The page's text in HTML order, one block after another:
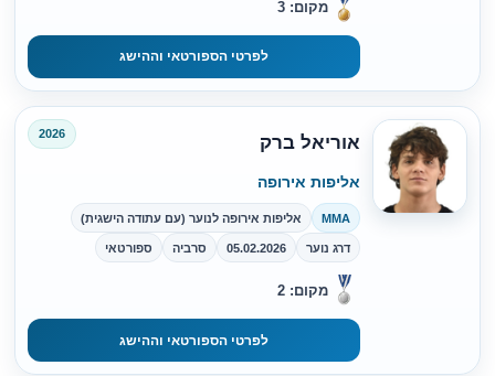
מקום: 3
לפרטי הספורטאי וההישג
אוריאל ברק 2026
אליפות אירופה
MMA אליפות אירופה לנוער (עם עתודה הישגית)
דרג נוער 05.02.2026 סרביה ספורטאי
מקום: 2
לפרטי הספורטאי וההישג